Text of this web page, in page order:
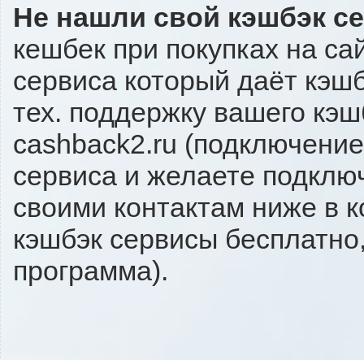
Не нашли свой кэшбэк
кешбек при покупках на
сервиса который даёт
тех. поддержку вашего
cashback2.ru
сервиса и желаете
своими контактам ниже в
кэшбэк сервисы
программа).